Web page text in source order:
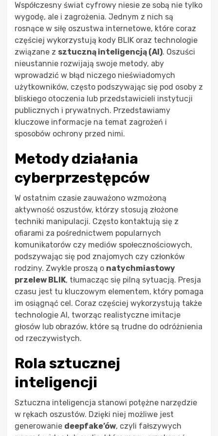
Współczesny świat cyfrowy niesie ze sobą nie tylko
wygodę, ale i zagrożenia. Jednym z nich są
rosnące w siłę oszustwa internetowe, które coraz
częściej wykorzystują kody BLIK oraz technologie
związane z sztuczną inteligencją (AI). Oszuści
nieustannie rozwijają swoje metody, aby
wprowadzić w błąd niczego nieświadomych
użytkowników, często podszywając się pod osoby z
bliskiego otoczenia lub przedstawicieli instytucji
publicznych i prywatnych. Przedstawiamy
kluczowe informacje na temat zagrożeń i
sposobów ochrony przed nimi.
Metody działania
cyberprzestępców
W ostatnim czasie zauważono wzmożoną
aktywność oszustów, którzy stosują złożone
techniki manipulacji. Często kontaktują się z
ofiarami za pośrednictwem popularnych
komunikatorów czy mediów społecznościowych,
podszywając się pod znajomych czy członków
rodziny. Zwykle proszą o natychmiastowy
przelew BLIK, tłumacząc się pilną sytuacją. Presja
czasu jest tu kluczowym elementem, który pomaga
im osiągnąć cel. Coraz częściej wykorzystują także
technologie AI, tworząc realistyczne imitacje
głosów lub obrazów, które są trudne do odróżnienia
od rzeczywistych.
Rola sztucznej
inteligencji
Sztuczna inteligencja stanowi potężne narzędzie
w rękach oszustów. Dzięki niej możliwe jest
generowanie deepfake’ów, czyli fałszywych